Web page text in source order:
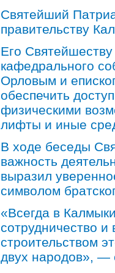
Святейший
правительству
Его
кафедрального
Орловым и
обеспечить
физическими
лифты и иные
В ходе беседы
важность
выразил
символом
«Всегда в
сотрудничество
строительством
двух народов», —